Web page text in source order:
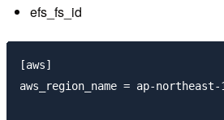
efs_fs_id
[aws]
aws_region_name = ap-northeast-